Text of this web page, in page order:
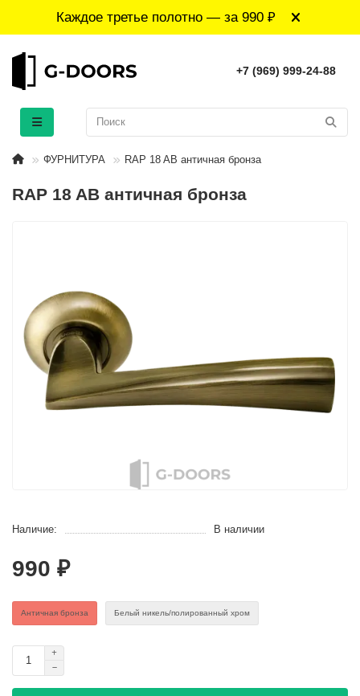
Каждое третье полотно — за 990 ₽
+7 (969) 999-24-88
ФУРНИТУРА RAP 18 AB античная бронза
RAP 18 AB античная бронза
Наличие: В наличии
990 ₽
Античная бронза Белый никель/полированный хром